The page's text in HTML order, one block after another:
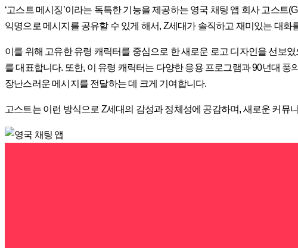
‘고스트 메시징’이라는 독특한 기능을 제공하는 영국 채팅 앱 회사 고스트
익명으로 메시지를 공유할 수 있게 해서, Z세대가 솔직하고 재미있는 대화
이를 위해 고유한 유령 캐릭터를 중심으로 한 새로운 로고 디자인을 선보
를 대표합니다. 또한, 이 유령 캐릭터는 다양한 응용 프로그램과 90년대
장난스러운 메시지를 전달하는 데 크게 기여합니다.
고스트는 이런 방식으로 Z세대의 감성과 정체성에 공감하며, 새로운 커뮤